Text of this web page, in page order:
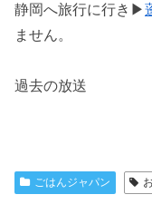
静岡へ旅行に行き▶
ません。
過去の放送
ごはんジャパン